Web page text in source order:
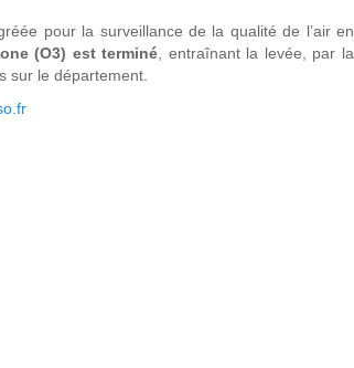
pour la surveillance de la qualité de l’air en
(O3) est terminé , entraînant la levée, par la
sur le département.